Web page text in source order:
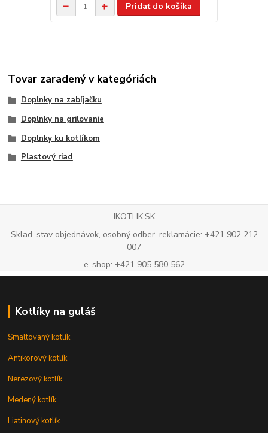
Pridať do košíka
Tovar zaradený v kategóriách
Doplnky na zabíjačku
Doplnky na grilovanie
Doplnky ku kotlíkom
Plastový riad
IKOTLIK.SK
Sklad, stav objednávok, osobný odber, reklamácie: +421 902 212
007
e-shop: +421 905 580 562
Kotlíky na guláš
Smaltovaný kotlík
Antikorový kotlík
Nerezový kotlík
Medený kotlík
Liatinový kotlík